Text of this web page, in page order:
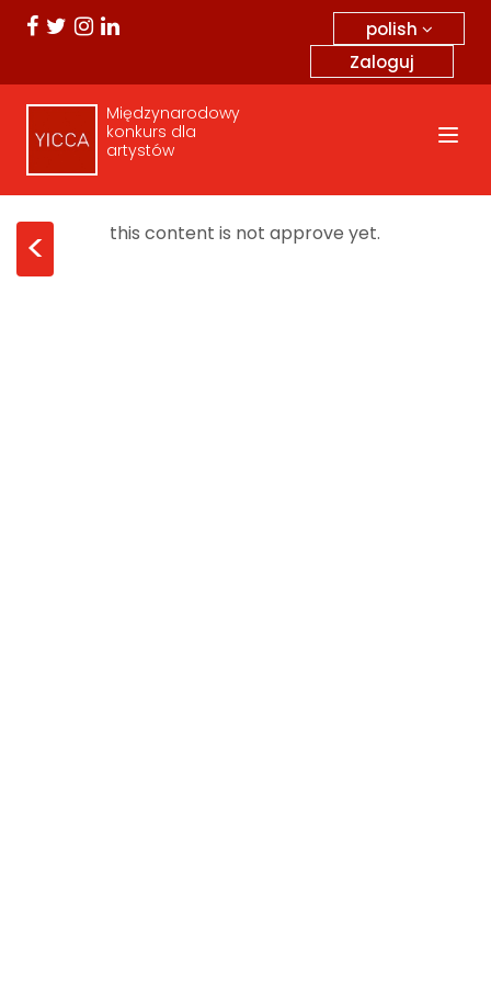
polish
Zaloguj
Międzynarodowy
konkurs dla
artystów
< this content is not approve yet.